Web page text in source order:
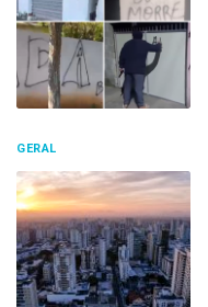
GERAL